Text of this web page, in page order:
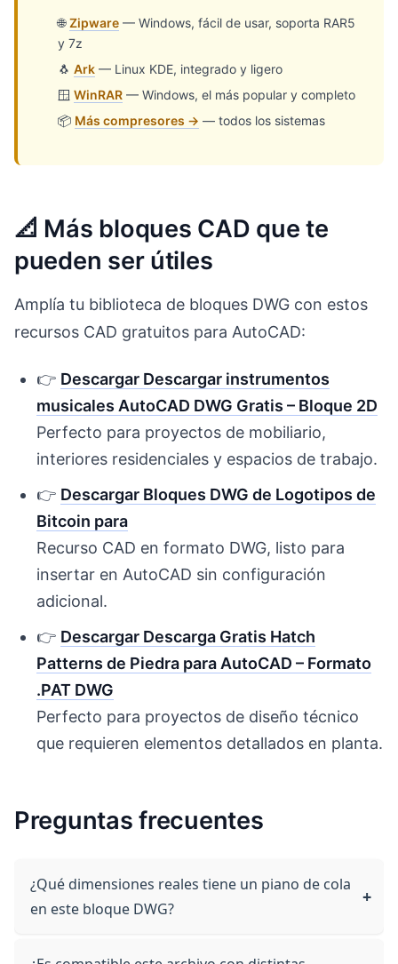
🌐Zipware — Windows, fácil de usar, soporta RAR5
y 7z
🐧Ark — Linux KDE, integrado y ligero
🪟WinRAR — Windows, el más popular y completo
📦 Más compresores → — todos los sistemas
📐 Más bloques CAD que te
pueden ser útiles
Amplía tu biblioteca de bloques DWG con estos
recursos CAD gratuitos para AutoCAD:
👉 Descargar Descargar instrumentos
musicales AutoCAD DWG Gratis – Bloque 2D
Perfecto para proyectos de mobiliario,
interiores residenciales y espacios de trabajo.
👉 Descargar Bloques DWG de Logotipos de
Bitcoin para
Recurso CAD en formato DWG, listo para
insertar en AutoCAD sin configuración
adicional.
👉 Descargar Descarga Gratis Hatch
Patterns de Piedra para AutoCAD – Formato
.PAT DWG
Perfecto para proyectos de diseño técnico
que requieren elementos detallados en planta.
Preguntas frecuentes
¿Qué dimensiones reales tiene un piano de cola
en este bloque DWG?